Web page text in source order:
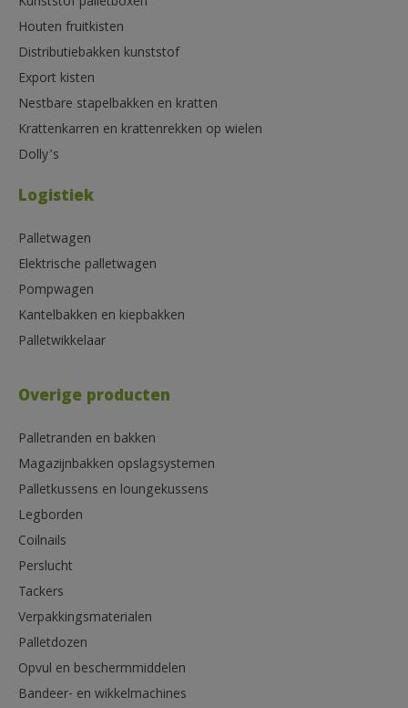
Houten fruitkisten
Distributiebakken kunststof
Export kisten
Nestbare stapelbakken en kratten
Krattenkarren en krattenrekken op wielen
Dolly’s
Logistiek
Palletwagen
Elektrische palletwagen
Pompwagen
Kantelbakken en kiepbakken
Palletwikkelaar
Overige producten
Palletranden en bakken
Magazijnbakken opslagsystemen
Palletkussens en loungekussens
Legborden
Coilnails
Perslucht
Tackers
Verpakkingsmaterialen
Palletdozen
Opvul en beschermmiddelen
Bandeer- en wikkelmachines